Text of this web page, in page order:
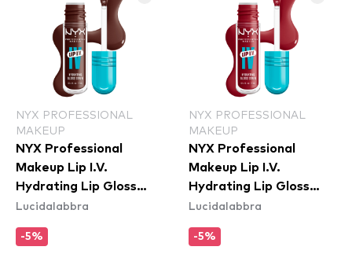
NYX PROFESSIONAL
MAKEUP
NYX Professional
Makeup Lip I.V.
Hydrating Lip Gloss
Stain - 05 Mocha Me
Lucidalabbra
-5%
NYX PROFESSIONAL
MAKEUP
NYX Professional
Makeup Lip I.V.
Hydrating Lip Gloss
Stain - 10 Berry Thirsty
Lucidalabbra
-5%